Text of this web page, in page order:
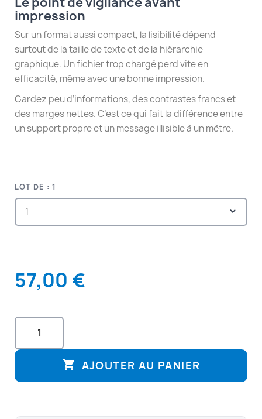
impression
Sur un format aussi compact, la lisibilité dépend
surtout de la taille de texte et de la hiérarchie
graphique. Un fichier trop chargé perd vite en
efficacité, même avec une bonne impression.
Gardez peu d’informations, des contrastes francs et
des marges nettes. C’est ce qui fait la différence entre
un support propre et un message illisible à un mètre.
LOT DE : 1
57,00 €
 AJOUTER AU PANIER